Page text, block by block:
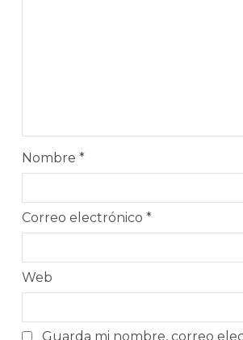
Nombre *
Correo electrónico *
Web
Guarda mi nombre, correo